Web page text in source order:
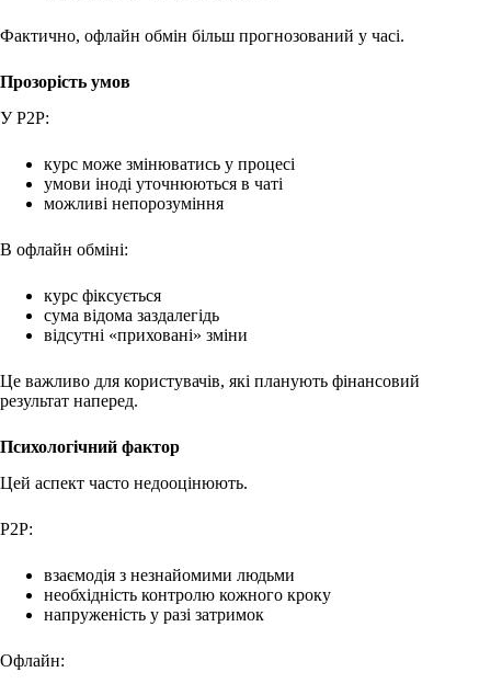
Фактично, офлайн обмін більш прогнозований у часі.
Прозорість умов
У P2P:
курс може змінюватись у процесі
умови іноді уточнюються в чаті
можливі непорозуміння
В офлайн обміні:
курс фіксується
сума відома заздалегідь
відсутні «приховані» зміни
Це важливо для користувачів, які планують фінансовий
результат наперед.
Психологічний фактор
Цей аспект часто недооцінюють.
P2P:
взаємодія з незнайомими людьми
необхідність контролю кожного кроку
напруженість у разі затримок
Офлайн: